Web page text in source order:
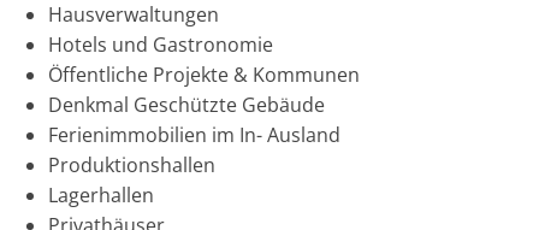
Hausverwaltungen
Hotels und Gastronomie
Öffentliche Projekte & Kommunen
Denkmal Geschützte Gebäude
Ferienimmobilien im In- Ausland
Produktionshallen
Lagerhallen